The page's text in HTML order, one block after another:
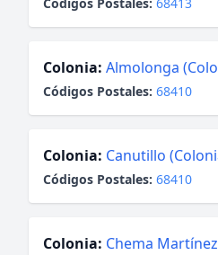
Colonia: Almolonga
Códigos Postales: 68410
Colonia: Canutillo
Códigos Postales: 68410
Colonia: Chema